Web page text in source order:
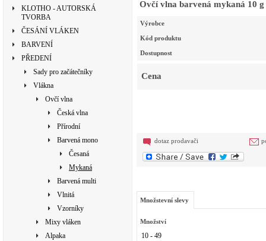
KLOTHO - AUTORSKÁ
TVORBA
ČESÁNÍ VLÁKEN
BARVENÍ
PŘEDENÍ
Sady pro začátečníky
Vlákna
Ovčí vlna
Česká vlna
Přírodní
Barvená mono
Česaná
Mykaná
Barvená multi
Vlnitá
Vzorníky
Mixy vláken
Alpaka
Ovčí vlna barvená mykaná 10
Výrobce
Kód produktu
Dostupnost
Cena
dotaz prodavači
Množstevní slevy
Množství
10 - 49